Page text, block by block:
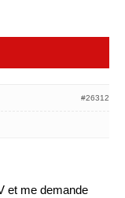
#26312
et me demande